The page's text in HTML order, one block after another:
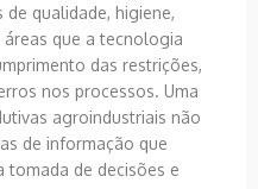
qualidade, higiene,
que a tecnologia
das restrições,
nos processos. Uma
agroindustriais não
de informação que
tomada de decisões e